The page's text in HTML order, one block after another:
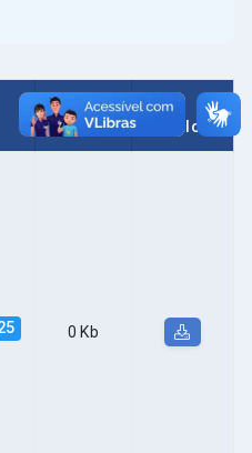
Tamanho Download
0 Kb